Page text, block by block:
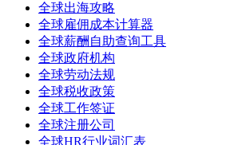
全球出海攻略
全球雇佣成本计算器
全球薪酬自助查询工具
全球政府机构
全球劳动法规
全球税收政策
全球工作签证
全球注册公司
全球HR行业词汇表